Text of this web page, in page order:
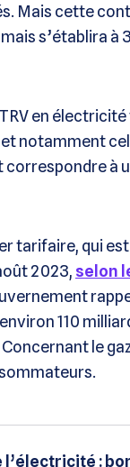
Mais cette
s’établira à
en
notamment
à
tarifaire, qui
2023, selon
110
le
: